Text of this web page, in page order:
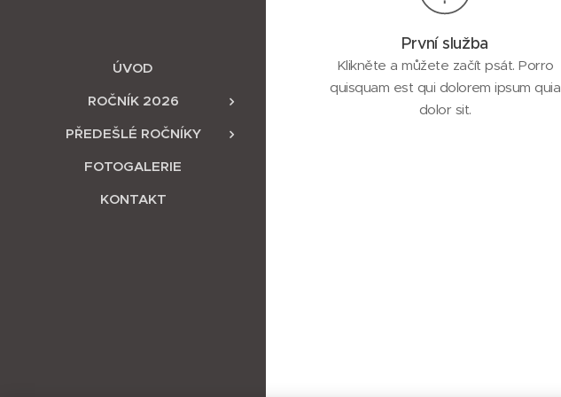
ÚVOD
ROČNÍK 2026
PŘEDEŠLÉ ROČNÍKY
FOTOGALERIE
KONTAKT
První služba
Klikněte a můžete začít psát. Porro
quisquam est qui dolorem ipsum quia
dolor sit.